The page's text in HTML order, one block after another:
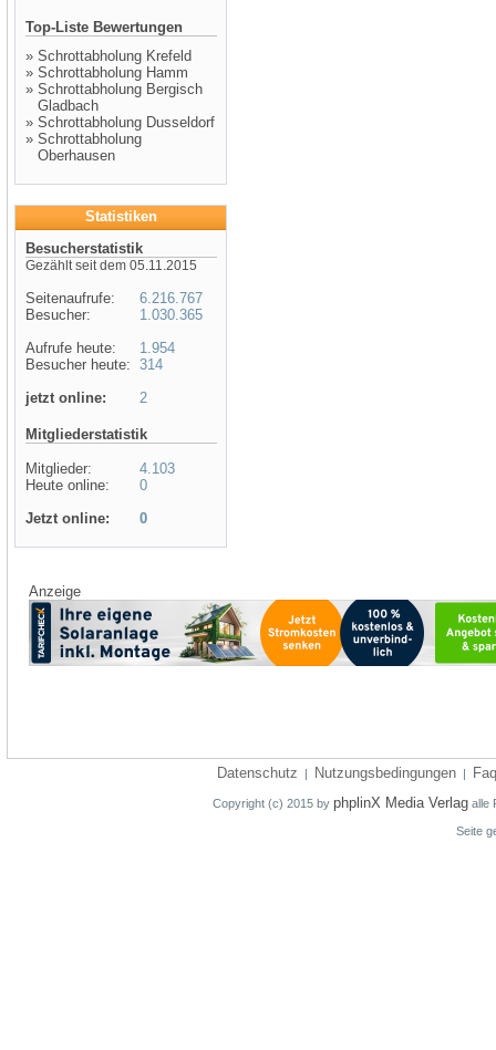
Top-Liste Bewertungen
» Schrottabholung Krefeld
» Schrottabholung Hamm
» Schrottabholung Bergisch
Gladbach
» Schrottabholung Dusseldorf
» Schrottabholung
Oberhausen
Statistiken
Besucherstatistik
Gezählt seit dem 05.11.2015
Seitenaufrufe:
Besucher:
Aufrufe heute:
Besucher heute:
jetzt online:
6.216.767
1.030.365
1.954
314
2
Mitgliederstatistik
Mitglieder:
Heute online:
4.103
0
Jetzt online:
0
Anzeige
Datenschutz | Nutzungsbedingungen | Faq
Copyright (c) 2015 by phplinX Media Verlag alle
Seite